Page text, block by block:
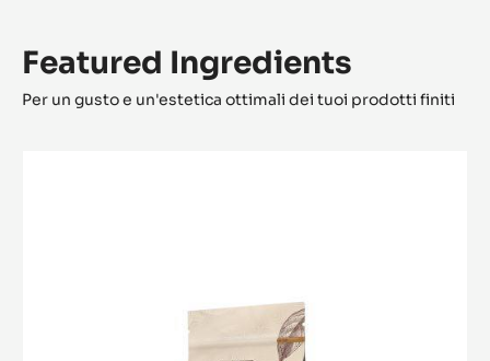
Featured Ingredients
Per un gusto e un'estetica ottimali dei tuoi prodotti finiti